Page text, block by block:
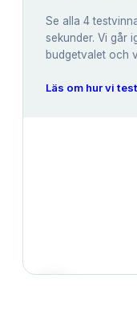
Se alla 4
sekunder. Vi går
budgetvalet och
Läs om hur vi